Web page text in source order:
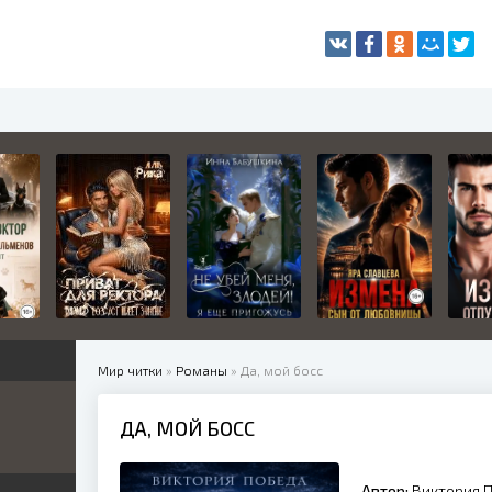
Мир читки » Романы » Да, мой босс
ДА, МОЙ БОСС